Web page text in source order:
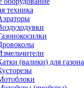
техника
(валики) для газона